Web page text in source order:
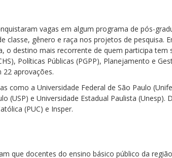
vagas em algum programa de pós-
gênero e raça nos projetos de pesquisa.
o destino mais recorrente de quem participa tem
Políticas Públicas (PGPP), Planejamento e
22 aprovações.
como a Universidade Federal de São Paulo
(USP) e Universidade Estadual Paulista
(PUC) e Insper.
que docentes do ensino básico público da